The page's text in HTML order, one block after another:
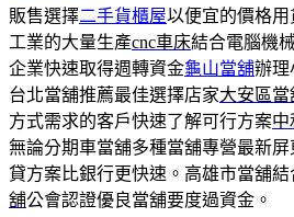
販售選擇二手貨櫃屋以便宜的價格
工業的大量生產cnc車床結合電腦機
企業快速取得週轉資金龜山當舖辦理
台北當舖推薦最佳選擇店家大安區當
方式需求的客戶快速了解可行方案中
無論分期車當舖多種當舖專營最新屏
貸方案比銀行更快速。高雄市當舖
舖公會認證優良當舖要度過資金。